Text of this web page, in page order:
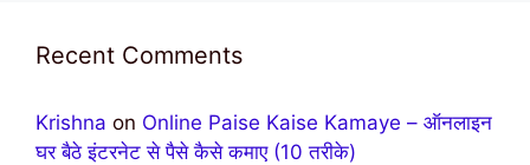
Recent Comments
Krishna on Online Paise Kaise Kamaye – ऑनलाइन
घर बैठे इंटरनेट से पैसे कैसे कमाए (10 तरीके)